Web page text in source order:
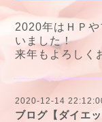
2020年はＨＰ
いました！
来年もよろしく
2020-12-14
ブログ【ダイエ